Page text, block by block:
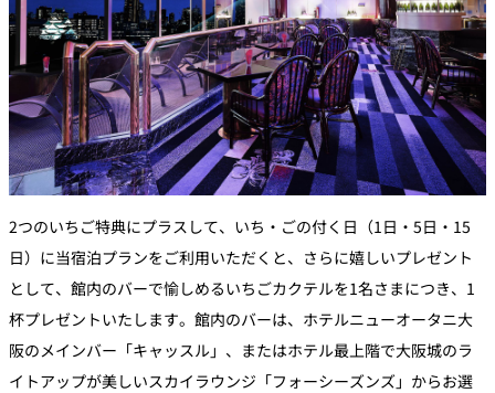
2つのいちご特典にプラスして、いち・ごの付く日（1日・5日・15
日）に当宿泊プランをご利用いただくと、さらに嬉しいプレゼント
として、館内のバーで愉しめるいちごカクテルを1名さまにつき、1
杯プレゼントいたします。館内のバーは、ホテルニューオータニ大
阪のメインバー「キャッスル」、またはホテル最上階で大阪城のラ
イトアップが美しいスカイラウンジ「フォーシーズンズ」からお選